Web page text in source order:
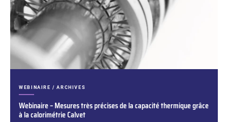
Webinaire – Mesures très précises de la capacité thermique grâce
à la calorimétrie Calvet
CATÉGORIES :
WEBINAIRE / ARCHIVES